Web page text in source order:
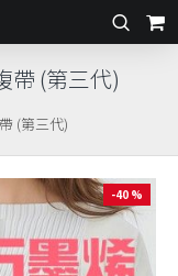
(第三代)
帶 (第三代)
-40 %